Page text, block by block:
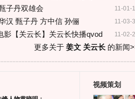
11-01-
子丹双雄会
11-03-
汉 甄子丹 方中信 孙俪
11-02-
影【关云长】关云长快播qvod
更多关于 姜文 关云长的新闻
视频策划